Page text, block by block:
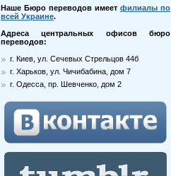
Наше Бюро переводов имеет филиалы по
всей Украине.
Адреса центральных офисов бюро
переводов:
г. Киев, ул. Сечевых Стрельцов 44б
г. Харьков, ул. Чичибабина, дом 7
г. Одесса, пр. Шевченко, дом 2